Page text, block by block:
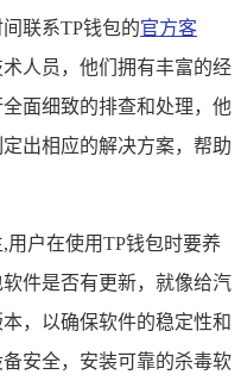
联系TP钱包的官方客
人员，他们拥有丰富的经
面细致的排查和处理，他
出相应的解决方案，帮助
户在使用TP钱包时要养
件是否有更新，就像给汽
，以确保软件的稳定性和
安全，安装可靠的杀毒软